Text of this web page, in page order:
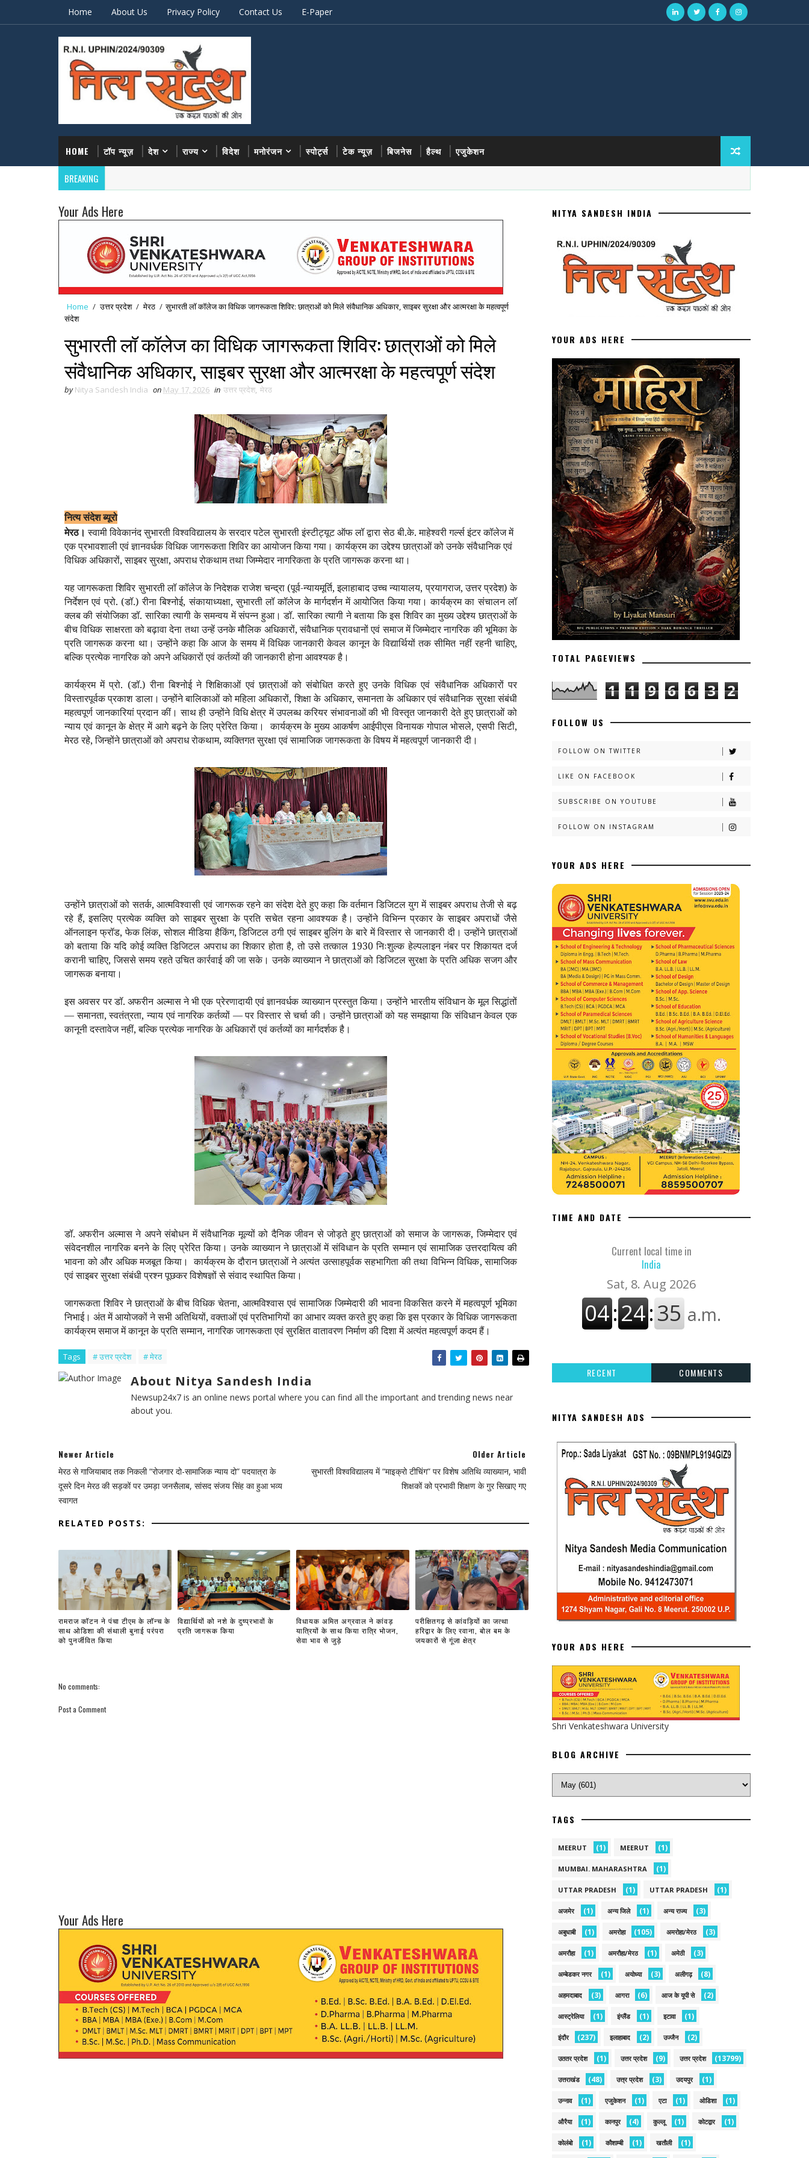
Home About Us Privacy Policy Contact Us E-Paper
HOME टॉप न्यूज़ देश राज्य विदेश मनोरंजन स्पोर्ट्स टेक न्यूज़ बिजनेस हैल्थ एजुकेशन
BREAKING
Your Ads Here
Home / उत्तर प्रदेश / मेरठ / सुभारती लॉ कॉलेज का विधिक जागरूकता शिविर: छात्राओं को मिले संवैधानिक अधिकार, साइबर सुरक्षा और आत्मरक्षा के महत्वपूर्ण
संदेश
सुभारती लॉ कॉलेज का विधिक जागरूकता शिविर: छात्राओं को मिले
संवैधानिक अधिकार, साइबर सुरक्षा और आत्मरक्षा के महत्वपूर्ण संदेश
by Nitya Sandesh India on May 17, 2026 in उत्तर प्रदेश, मेरठ
नित्य संदेश ब्यूरो
मेरठ।स्वामी विवेकानंद सुभारती विश्वविद्यालयके सरदार पटेल सुभारती इंस्टीट्यूट ऑफ लॉ द्वारा सेठ बी.के. माहेश्वरी गर्ल्स इंटर कॉलेजमें
एक प्रभावशाली एवं ज्ञानवर्धक विधिक जागरूकता शिविर का आयोजन किया गया। कार्यक्रम का उद्देश्य छात्राओं को उनके संवैधानिक एवं
विधिक अधिकारों,साइबर सुरक्षा, अपराध रोकथाम तथा जिम्मेदार नागरिकता के प्रति जागरूक करना था।
यह जागरूकता शिविर सुभारती लॉ कॉलेज के निदेशक राजेश चन्द्रा (पूर्व-न्यायमूर्ति,इलाहाबाद उच्च न्यायालय,प्रयागराज,उत्तर प्रदेश) के
निर्देशन एवं प्रो. (डॉ.) रीना बिश्नोई,संकायाध्यक्षा,सुभारती लॉ कॉलेज के मार्गदर्शन में आयोजित किया गया। कार्यक्रम का संचालन लॉ
क्लब की संयोजिका डॉ. सारिका त्यागी के समन्वय में संपन्न हुआ। डॉ. सारिका त्यागी ने बताया कि इस शिविर का मुख्य उद्देश्य छात्राओं के
बीच विधिक साक्षरता को बढ़ावा देना तथा उन्हें उनके मौलिक अधिकारों,संवैधानिक प्रावधानों एवं समाज में जिम्मेदार नागरिक की भूमिका के
प्रति जागरूक करना था। उन्होंने कहा कि आज के समय में विधिक जानकारी केवल कानून के विद्यार्थियों तक सीमित नहीं रहनी चाहिए,
बल्कि प्रत्येक नागरिक को अपने अधिकारों एवं कर्तव्यों की जानकारी होना आवश्यक है।
कार्यक्रम में प्रो. (डॉ.) रीना बिश्नोई ने शिक्षिकाओं एवं छात्राओं को संबोधित करते हुए उनके विधिक एवं संवैधानिक अधिकारों पर
विस्तारपूर्वक प्रकाश डाला। उन्होंने बालिकाओं को महिला अधिकारों,शिक्षा के अधिकार,समानता के अधिकार एवं संवैधानिक सुरक्षा संबंधी
महत्वपूर्ण जानकारियां प्रदान कीं। साथ ही उन्होंने विधि क्षेत्र में उपलब्ध करियर संभावनाओं की भी विस्तृत जानकारी देते हुए छात्राओं को
न्याय एवं कानून के क्षेत्र में आगे बढ़ने के लिए प्रेरित किया।
कार्यक्रम के मुख्य आकर्षण आईपीएस विनायक गोपाल भोसले,एसपी सिटी,
मेरठ रहे,जिन्होंने छात्राओं को अपराध रोकथाम,व्यक्तिगत सुरक्षा एवं सामाजिक जागरूकता के विषय में महत्वपूर्ण जानकारी दी।
उन्होंने छात्राओं को सतर्क,आत्मविश्वासी एवं जागरूक रहने का संदेश देते हुए कहा कि वर्तमान डिजिटल युग में साइबर अपराध तेजी से बढ़
रहे हैं,इसलिए प्रत्येक व्यक्ति को साइबर सुरक्षा के प्रति सचेत रहना आवश्यक है। उन्होंने विभिन्न प्रकार के साइबर अपराधों जैसे
ऑनलाइन फ्रॉड,फेक लिंक,सोशल मीडिया हैकिंग,डिजिटल ठगी एवं साइबर बुलिंग के बारे में विस्तार से जानकारी दी। उन्होंने छात्राओं
को बताया कि यदि कोई व्यक्ति डिजिटल अपराध का शिकार होता है,तो उसे तत्काल 1930निःशुल्क हेल्पलाइन नंबर पर शिकायत दर्ज
करानी चाहिए,जिससे समय रहते उचित कार्रवाई की जा सके। उनके व्याख्यान ने छात्राओं को डिजिटल सुरक्षा के प्रति अधिक सजग और
जागरूक बनाया।
इस अवसर पर डॉ. अफरीन अल्मास ने भी एक प्रेरणादायी एवं ज्ञानवर्धक व्याख्यान प्रस्तुत किया। उन्होंने भारतीय संविधान के मूल सिद्धांतों
—समानता,स्वतंत्रता,न्याय एवं नागरिक कर्तव्यों —पर विस्तार से चर्चा की। उन्होंने छात्राओं को यह समझाया कि संविधान केवल एक
कानूनी दस्तावेज नहीं,बल्कि प्रत्येक नागरिक के अधिकारों एवं कर्तव्यों का मार्गदर्शक है।
डॉ. अफरीन अल्मास ने अपने संबोधन में संवैधानिक मूल्यों को दैनिक जीवन से जोड़ते हुए छात्राओं को समाज के जागरूक,जिम्मेदार एवं
संवेदनशील नागरिक बनने के लिए प्रेरित किया। उनके व्याख्यान ने छात्राओं में संविधान के प्रति सम्मान एवं सामाजिक उत्तरदायित्व की
भावना को और अधिक मजबूत किया। कार्यक्रम के दौरान छात्राओं ने अत्यंत उत्साहपूर्वक सहभागिता की तथा विभिन्न विधिक,सामाजिक
एवं साइबर सुरक्षा संबंधी प्रश्न पूछकर विशेषज्ञों से संवाद स्थापित किया।
जागरूकता शिविर ने छात्राओं के बीच विधिक चेतना,आत्मविश्वास एवं सामाजिक जिम्मेदारी की भावना विकसित करने में महत्वपूर्ण भूमिका
निभाई। अंत में आयोजकों ने सभी अतिथियों,वक्ताओं एवं प्रतिभागियों का आभार व्यक्त करते हुए कहा कि इस प्रकार के विधिक जागरूकता
कार्यक्रम समाज में कानून के प्रति सम्मान,नागरिक जागरूकता एवं सुरक्षित वातावरण निर्माण की दिशा में अत्यंत महत्वपूर्ण कदम हैं।
Tags # उत्तर प्रदेश # मेरठ
About Nitya Sandesh India
Newsup24x7 is an online news portal where you can find all the important and trending news near
about you.
Newer Article
मेरठ से गाजियाबाद तक निकली “रोजगार दो-सामाजिक न्याय दो” पदयात्रा के
दूसरे दिन मेरठ की सड़कों पर उमड़ा जनसैलाब, सांसद संजय सिंह का हुआ भव्य
स्वागत
Older Article
सुभारती विश्वविद्यालय में “माइक्रो टीचिंग” पर विशेष अतिथि व्याख्यान, भावी
शिक्षकों को प्रभावी शिक्षण के गुर सिखाए गए
RELATED POSTS:
रामराज कॉटन ने पंचा टीएम के लॉन्च के
साथ ओडिशा की संथाली बुनाई परंपरा
को पुनर्जीवित किया
विद्यार्थियों को नशे के दुष्प्रभावों के
प्रति जागरूक किया
विधायक अमित अग्रवाल ने कांवड़
यात्रियों के साथ किया रात्रि भोजन,
सेवा भाव से जुड़े
परीक्षितगढ़ से कांवड़ियों का जत्था
हरिद्वार के लिए रवाना, बोल बम के
जयकारों से गूंजा क्षेत्र
No comments:
Post a Comment
Your Ads Here
NITYA SANDESH INDIA
YOUR ADS HERE
TOTAL PAGEVIEWS
1 1 9 6 6 3 2
FOLLOW US
FOLLOW ON TWITTER
LIKE ON FACEBOOK
SUBSCRIBE ON YOUTUBE
FOLLOW ON INSTAGRAM
YOUR ADS HERE
TIME AND DATE
Current local time in
India
RECENT COMMENTS
NITYA SANDESH ADS
YOUR ADS HERE
Shri Venkateshwara University
BLOG ARCHIVE
TAGS
MEERUT (1) MEERUT (1)
MUMBAI. MAHARASHTRA (1)
UTTAR PRADESH (1) UTTAR PRADESH (1)
अजमेर (1) अन्य जिले (1) अन्य राज्य (3)
अबुधाबी (1) अमरोहा (105) अमरोहा/मेरठ (3)
अमरौहा (1) अमरौहा/मेरठ (1) अमेठी (3)
अम्बेडकर नगर (1) अयोध्या (3) अलीगढ़ (8)
अहमदाबाद (3) आगरा (6) आज के यूपी से (2)
आस्ट्रेलिया (1) इंग्लैंड (1) इटावा (1)
इंदौर (237) इलाहाबाद (2) उज्जैन (2)
उततर प्रदेश (1) उत्तर प्रदेश (9) उत्तर प्रदेश (13799)
उत्तराखंड (48) उत्त्र प्रदेश (3) उदयपुर (1)
उन्नाव (1) एजुकेशन (1) एटा (1) ओडिशा (1)
औरैया (1) कानपुर (4) कुल्लू (1) कोटद्वार (1)
कोलंबो (1) कौशाम्बी (1) खतौली (1)